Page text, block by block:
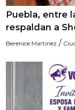
Puebla, entre
respaldan a
Berenice Martinez /